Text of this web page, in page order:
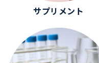
サプリメント